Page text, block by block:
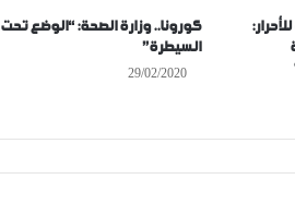
كورونا.. وزارة الصحة: “الوضع تحت
السيطرة”
29/02/2020